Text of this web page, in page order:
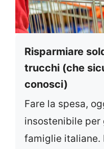
Risparmiare
trucchi (che
conosci)
Fare la spesa,
insostenibile
famiglie italiane.